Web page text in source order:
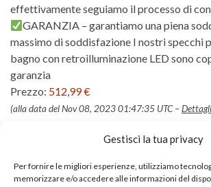
Gestisci la tua privacy
Per fornire le migliori esperienze, utilizziamo
memorizzare e/o accedere alle informazioni del
effettivamente seguiamo il processo di
GARANZIA – garantiamo una piena
massimo di soddisfazione I nostri specchi
bagno con retroilluminazione LED sono
garanzia
Prezzo: 512,99 €
(alla data del Nov 08, 2023 01:47:35 UTC – Dettagli